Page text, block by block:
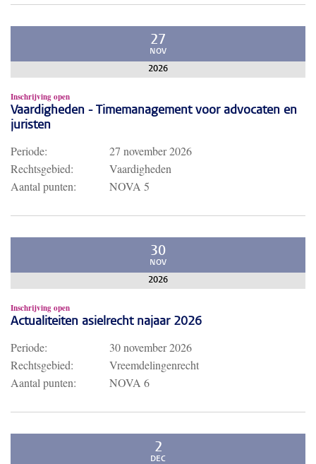
27
NOV
2026
Inschrijving open
Vaardigheden - Timemanagement voor advocaten en
juristen
Periode:
27 november 2026
Rechtsgebied:
Vaardigheden
Aantal punten:
NOVA 5
30
NOV
2026
Inschrijving open
Actualiteiten asielrecht najaar 2026
Periode:
30 november 2026
Rechtsgebied:
Vreemdelingenrecht
Aantal punten:
NOVA 6
2
DEC